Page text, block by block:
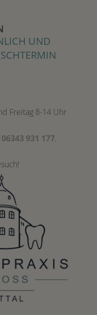
UND
Freitag 8-14 Uhr
06343 931 177.